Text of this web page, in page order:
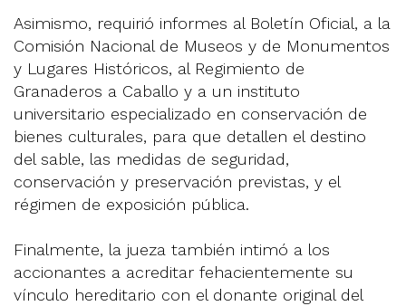
Asimismo, requirió informes al Boletín Oficial, a la
Comisión Nacional de Museos y de Monumentos
y Lugares Históricos, al Regimiento de
Granaderos a Caballo y a un instituto
universitario especializado en conservación de
bienes culturales, para que detallen el destino
del sable, las medidas de seguridad,
conservación y preservación previstas, y el
régimen de exposición pública.
Finalmente, la jueza también intimó a los
accionantes a acreditar fehacientemente su
vínculo hereditario con el donante original del